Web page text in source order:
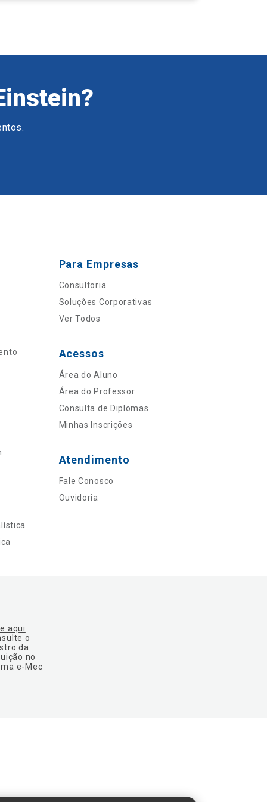
Para Empresas
Consultoria
Soluções Corporativas
Ver Todos
Acessos
Área do Aluno
Área do Professor
Consulta de Diplomas
Minhas Inscrições
Atendimento
Fale Conosco
Ouvidoria
aqui
o
da
no
e-Mec